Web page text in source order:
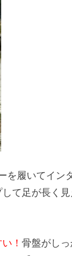
を履いてイン
て足が長く
い！骨盤がし